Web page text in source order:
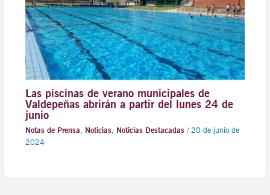
Las piscinas de verano municipales de
Valdepeñas abrirán a partir del lunes 24 de
junio
Notas de Prensa Noticias, Noticias Destacadas/ 20 de junio de
2024